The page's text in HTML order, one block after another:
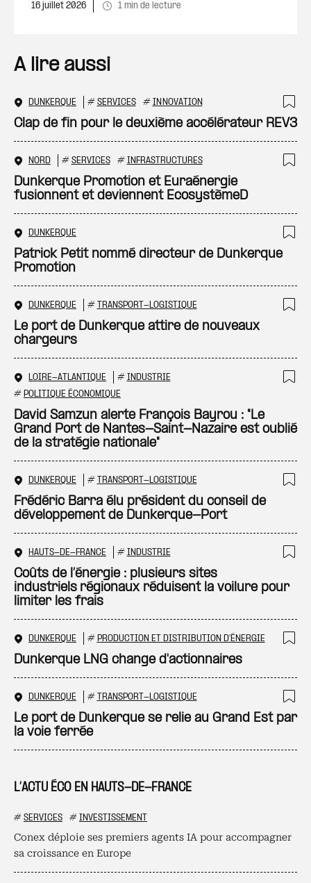
L’ACTU ÉCO EN HAUTS-DE-FRANCE
# SERVICES # INVESTISSEMENT
Conex déploie ses premiers agents IA pour accompagner
sa croissance en Europe
16 juillet 2026 1 min de lecture
A lire aussi
DUNKERQUE # SERVICES # INNOVATION
Clap de fin pour le deuxième accélérateur REV3
NORD # SERVICES # INFRASTRUCTURES
Dunkerque Promotion et Euraénergie
fusionnent et deviennent EcosystèmeD
DUNKERQUE
Patrick Petit nommé directeur de Dunkerque
Promotion
DUNKERQUE # TRANSPORT-LOGISTIQUE
Le port de Dunkerque attire de nouveaux
chargeurs
LOIRE-ATLANTIQUE # INDUSTRIE
# POLITIQUE ÉCONOMIQUE
David Samzun alerte François Bayrou : "Le
Grand Port de Nantes-Saint-Nazaire est oublié
de la stratégie nationale"
DUNKERQUE # TRANSPORT-LOGISTIQUE
Frédéric Barra élu président du conseil de
développement de Dunkerque-Port
HAUTS-DE-FRANCE # INDUSTRIE
Coûts de l’énergie : plusieurs sites
industriels régionaux réduisent la voilure pour
limiter les frais
DUNKERQUE # PRODUCTION ET DISTRIBUTION D'ÉNERGIE
Dunkerque LNG change d'actionnaires
DUNKERQUE # TRANSPORT-LOGISTIQUE
Le port de Dunkerque se relie au Grand Est par
la voie ferrée